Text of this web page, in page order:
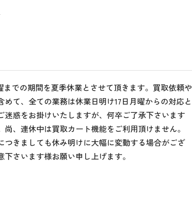
までの期間を夏季休業とさせて頂きます。買取依頼や
めて、全ての業務は休業日明け17日月曜からの対応と
迷惑をお掛けいたしますが、何卒ご了承下さいます
、連休中は買取カート機能をご利用頂けません。
つきましても休み明けに大幅に変動する場合がござ
さいます様お願い申し上げます。